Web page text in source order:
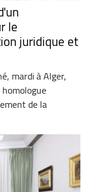
le
juridique et
mardi à Alger,
de la